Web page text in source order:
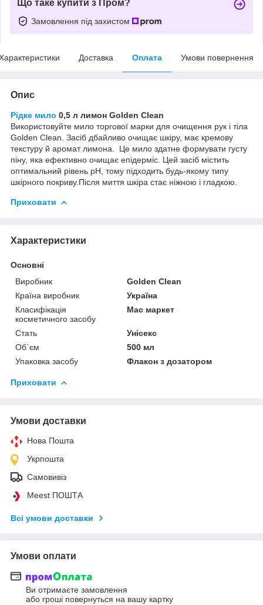
Що таке купити з Пром?
Замовлення під захистом
Доставка Оплата Умови повернення
Опис
Рідке мило 0,5 л лимон Golden Clean
Використовуйте мило торгової марки для очищення рук і тіла
Golden Clean. Засіб дбайливо очищає шкіру, має кремову
текстуру й аромат лимона. Це мило здатне формувати густу
піну, яка ефективно очищає епідерміс. Цей засіб містить
оптимальний рівень pH, тому підходить будь-якому типу
шкірного покриву.Після миття шкіра стає ніжною і гладкою.
Приховати
Характеристики
Основні
Виробник
Golden Clean
Країна виробник
Україна
Класифікація
косметичного засобу
Мас маркет
Стать
Унісекс
Об`єм
500 мл
Упаковка засобу
Флакон з дозатором
Приховати
Умови доставки
Нова Пошта
Укрпошта
Самовивіз
Meest ПОШТА
Всі умови доставки
Умови оплати
Ви отримаєте замовлення
або гроші повернуться на вашу картку